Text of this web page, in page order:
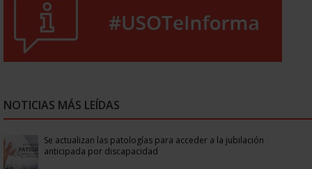
NOTICIAS MÁS LEÍDAS
Se actualizan las patologías para acceder a la jubilación
anticipada por discapacidad